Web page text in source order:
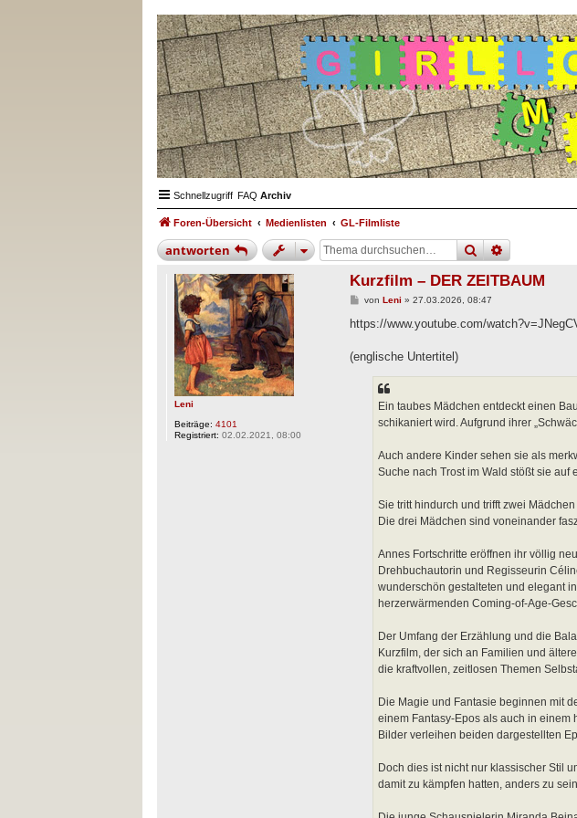
Schnellzugriff FAQ Archiv
Foren-Übersicht Medienlisten GL-Filmliste
antworten sucheerweiterte
Leni
Beiträge: 4101
Registriert: 02.02.2021, 08:00
Kurzfilm – DER ZEITBAUM
B
i
a
von Leni » 27.03.2026, 08:47
https://www.youtube.com/
(englische Untertitel)
Ein taubes Mädchen entdeckt einen
schikaniert wird. Aufgrund ihrer
Auch andere Kinder sehen sie als
Suche nach Trost im Wald stößt sie
Sie tritt hindurch und trifft zwei
Die drei Mädchen sind voneinander
Annes Fortschritte eröffnen ihr völlig
Drehbuchautorin und Regisseurin
wunderschön gestalteten und elegant
herzerwärmenden Coming-of-Age-
Der Umfang der Erzählung und die
Kurzfilm, der sich an Familien und
die kraftvollen, zeitlosen Themen
Die Magie und Fantasie beginnen mit
einem Fantasy-Epos als auch in
Bilder verleihen beiden dargestellten
Doch dies ist nicht nur klassischer Stil
damit zu kämpfen hatten, anders zu